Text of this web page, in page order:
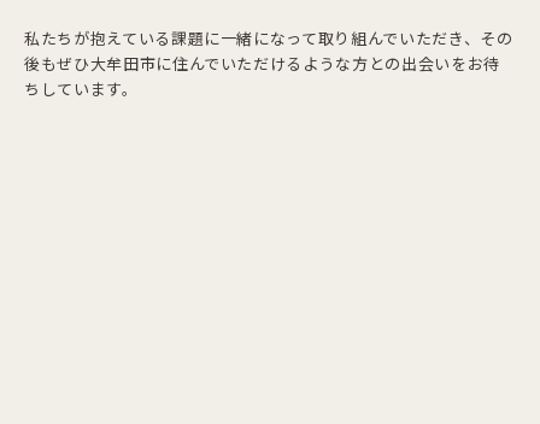
私たちが抱えている課題に一緒になって取り組んでいただき、その
後もぜひ大牟田市に住んでいただけるような方との出会いをお待
ちしています。